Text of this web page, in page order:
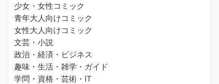
少女・女性コミック
青年大人向けコミック
女性大人向けコミック
文芸・小説
政治・経済・ビジネス
趣味・生活・雑学・ガイド
学問・資格・芸術・IT